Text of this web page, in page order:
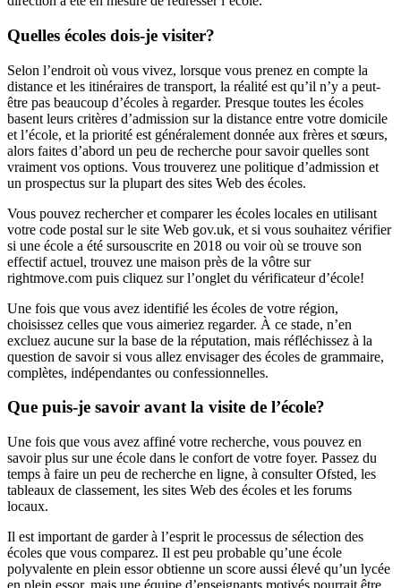
Quelles écoles dois-je visiter?
Selon l’endroit où vous vivez, lorsque vous prenez en compte la
distance et les itinéraires de transport, la réalité est qu’il n’y a peut-
être pas beaucoup d’écoles à regarder. Presque toutes les écoles
basent leurs critères d’admission sur la distance entre votre domicile
et l’école, et la priorité est généralement donnée aux frères et sœurs,
alors faites d’abord un peu de recherche pour savoir quelles sont
vraiment vos options. Vous trouverez une politique d’admission et
un prospectus sur la plupart des sites Web des écoles.
Vous pouvez rechercher et comparer les écoles locales en utilisant
votre code postal sur le site Web gov.uk, et si vous souhaitez vérifier
si une école a été sursouscrite en 2018 ou voir où se trouve son
effectif actuel, trouvez une maison près de la vôtre sur
rightmove.com puis cliquez sur l’onglet du vérificateur d’école!
Une fois que vous avez identifié les écoles de votre région,
choisissez celles que vous aimeriez regarder. À ce stade, n’en
excluez aucune sur la base de la réputation, mais réfléchissez à la
question de savoir si vous allez envisager des écoles de grammaire,
complètes, indépendantes ou confessionnelles.
Que puis-je savoir avant la visite de l’école?
Une fois que vous avez affiné votre recherche, vous pouvez en
savoir plus sur une école dans le confort de votre foyer. Passez du
temps à faire un peu de recherche en ligne, à consulter Ofsted, les
tableaux de classement, les sites Web des écoles et les forums
locaux.
Il est important de garder à l’esprit le processus de sélection des
écoles que vous comparez. Il est peu probable qu’une école
polyvalente en plein essor obtienne un score aussi élevé qu’un lycée